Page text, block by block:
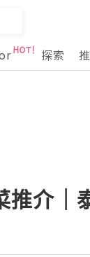
探索
介｜